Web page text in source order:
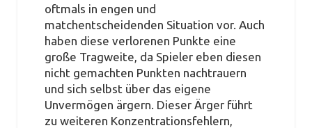
oftmals in engen und
matchentscheidenden Situation vor. Auch
haben diese verlorenen Punkte eine
große Tragweite, da Spieler eben diesen
nicht gemachten Punkten nachtrauern
und sich selbst über das eigene
Unvermögen ärgern. Dieser Ärger führt
zu weiteren Konzentrationsfehlern,